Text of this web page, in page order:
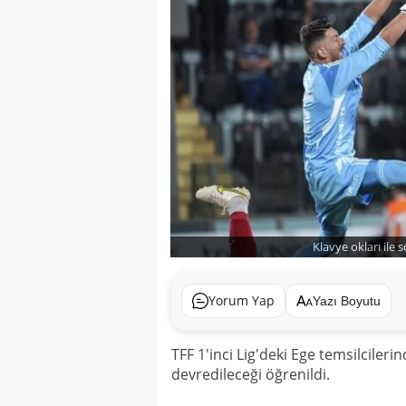
Klavye okları ile
Yorum Yap Yazı Boyutu
TFF 1'inci Lig'deki Ege
devredileceği öğrenildi.